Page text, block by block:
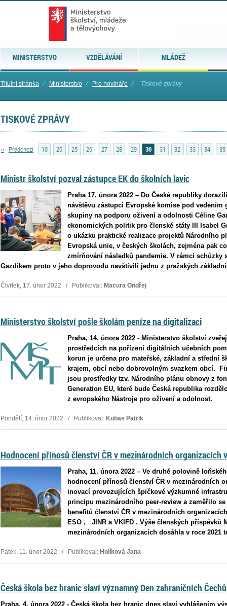
MINISTERSTVO VZDĚLÁVÁNÍ MLÁDEŽ
Titulní stránka ⁄ Ministerstvo ⁄ Pro novináře ⁄ Tiskové zprávy
TISKOVÉ ZPRÁVY
‹‹ Předchozí 10 20 25 26 27 28 29 30 31 32 33 34 35
Ministr školství pozval zástupce EK do školních lavic
Praha 17. února 2022 – Do České republiky
návštěvu zástupci Evropské komise pod vedením
skupiny na podporu oživení a odolnosti Céline
ekonomických politik pro členské státy III Isabel
o ukázku praktické realizace projektů Národního
Evropská unie, v českých školách, zejména pak
zmírňování následků pandemie. V rámci schůzky
Gazdíkem proto v jeho doprovodu navštívili jednu z pražských
Čtvrtek, 17. únor 2022 / Publikoval: Macura Ondřej
Ministerstvo školství pošle školám peníze na digitalizaci
Praha, 14. února 2022 - Ministerstvo školství
prostředcích na pořízení digitálních učebních
korun je určena pro mateřské, základní a střední
krajem, obcí nebo dobrovolným svazkem obcí.
jsou prostředky tzv. Národního plánu obnovy z
Generation EU, které bude Česká republika
z evropského Nástroje pro oživení a odolnost.
Pondělí, 14. únor 2022 / Publikoval: Kubas Patrik
Hodnocení přínosů členství ČR v mezinárodních organizacích
Praha, 11. února 2022 – Ve druhé polovině
hodnocení přínosů členství ČR v mezinárodních
inovací provozujících špičkové výzkumné
principu mezinárodního peer-review a zaměřilo
benefitů členství ČR v mezinárodních
ESO , JINR a VKIFD . Výše členských příspěvků
mezinárodních organizacích dosáhla v roce 2021
Pátek, 11. únor 2022 / Publikoval: Holíková Jana
Česká škola bez hranic slaví významný Den zahraničních Čechů
Praha, 4. února 2022 - Česká škola bez hranic dnes slaví vyhlášením